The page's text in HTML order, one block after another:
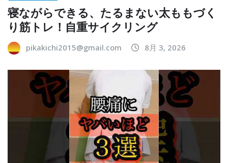
寝ながらできる、たるまない太ももづく
り筋トレ！自重サイクリング
pikakichi2015@gmail.com 8月 3, 2026